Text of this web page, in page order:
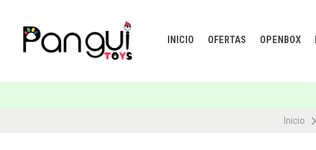
INICIO OFERTAS OPENBOX
Inicio